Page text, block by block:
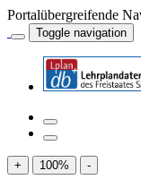
Portalübergreifende
Toggle navigation
+ 100% -